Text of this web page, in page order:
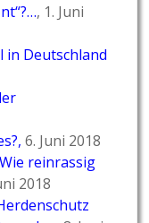
, 1. Juni
in Deutschland
, 6. Juni 2018
reinrassig
2018